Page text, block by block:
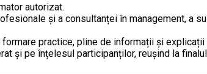
autorizat.
și a consultanței în management, a
practice, pline de informații și
și pe înțelesul participanților, reușind la